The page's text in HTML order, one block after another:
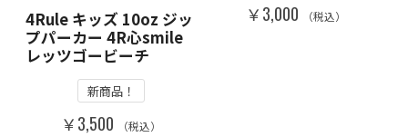
4Rule キッズ 10oz ジッ
プパーカー 4R心smile
レッツゴービーチ
新商品！
￥3,500 （税込）
￥3,000 （税込）